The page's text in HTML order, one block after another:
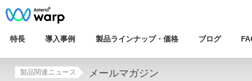
特長 導入事例 製品ラインナップ・ 価格 ブログ
製品関連ニュース メールマガジン